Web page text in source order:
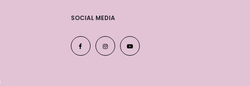
SOCIAL MEDIA